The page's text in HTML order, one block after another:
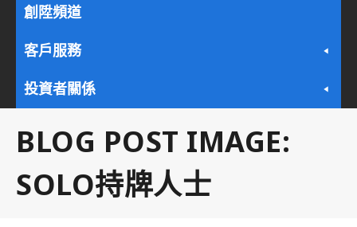
創陞頻道
客戶服務
投資者關係
BLOG POST IMAGE:
SOLO持牌人士